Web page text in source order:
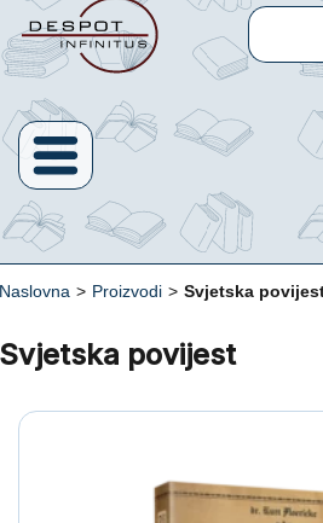
Pretraga
Naslovna > Proizvodi > Svjetska
Svjetska povijest